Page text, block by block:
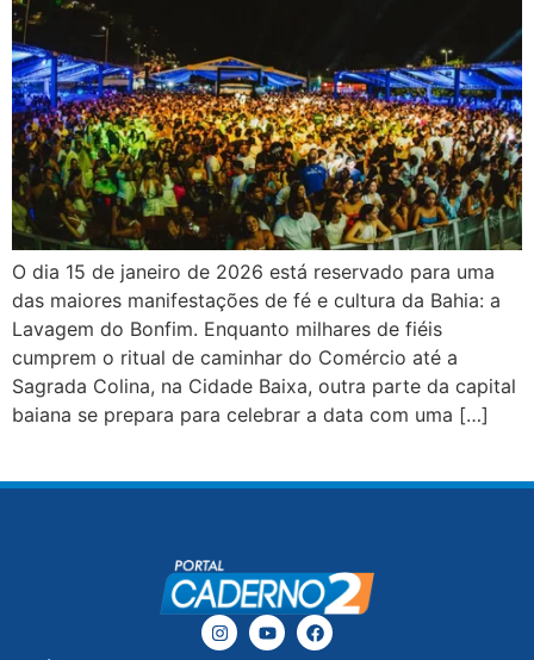
O dia 15 de janeiro de 2026 está reservado para uma
das maiores manifestações de fé e cultura da Bahia: a
Lavagem do Bonfim. Enquanto milhares de fiéis
cumprem o ritual de caminhar do Comércio até a
Sagrada Colina, na Cidade Baixa, outra parte da capital
baiana se prepara para celebrar a data com uma […]